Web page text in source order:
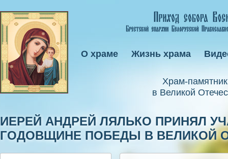
Xрам-
в Великой
О храме Жизнь храма
ИЕРЕЙ АНДРЕЙ ЛЯЛЬКО ПРИНЯЛ
ГОДОВЩИНЕ ПОБЕДЫ В ВЕЛИКОЙ